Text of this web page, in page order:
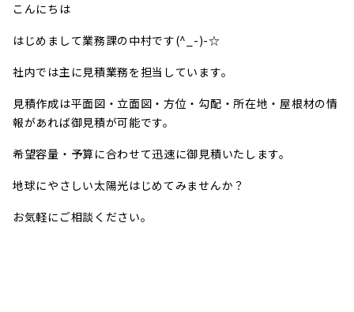
こんにちは
はじめまして業務課の中村です(^_-)-☆
社内では主に見積業務を担当しています。
見積作成は平面図・立面図・方位・勾配・所在地・屋根材の情
報があれば御見積が可能です。
希望容量・予算に合わせて迅速に御見積いたします。
地球にやさしい太陽光はじめてみませんか？
お気軽にご相談ください。